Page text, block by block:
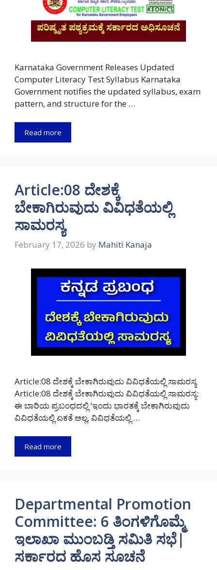
Karnataka Government Releases Updated
Computer Literacy Test Syllabus Karnataka
Government notifies the updated syllabus, exam
pattern, and structure for the …
Read more
Article:08 ದೇಶಕ್ಕೆ
ಬೇಕಾಗಿರುವುದು ವಿವಿಧತೆಯಲ್ಲಿ
ಸಾಮರಸ್ಯ
February 17, 2026 by Mahiti Kanaja
Article:08 ದೇಶಕ್ಕೆ ಬೇಕಾಗಿರುವುದು ವಿವಿಧತೆಯಲ್ಲಿ ಸಾಮರಸ್ಯ
Article:08 ದೇಶಕ್ಕೆ ಬೇಕಾಗಿರುವುದು ವಿವಿಧತೆಯಲ್ಲಿ ಸಾಮರಸ್ಯ:
ಈ ಬಾರಿಯ ಪ್ರಬಂಧದಲ್ಲಿ ‘ಇಂದು ಭಾರತಕ್ಕೆ ಬೇಕಾಗಿರುವುದು
ವಿವಿಧತೆಯಲ್ಲಿ ಏಕತೆ ಅಲ್ಲ, ವಿವಿಧತೆಯಲ್ಲಿ …
Read more
Departmental Promotion
Committee: 6 ತಿಂಗಳಿಗೊಮ್ಮೆ
ಇಲಾಖಾ ಮುಂಬಡ್ತಿ ಸಮಿತಿ ಸಭೆ|
ಸರ್ಕಾರದ ಹೊಸ ಸೂಚನೆ